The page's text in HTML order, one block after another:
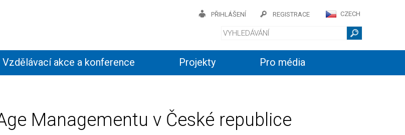
CZECH
PŘIHLÁŠENÍ REGISTRACE
Vzdělávací akce a konference Projekty
Pro média
Managementu v České republice